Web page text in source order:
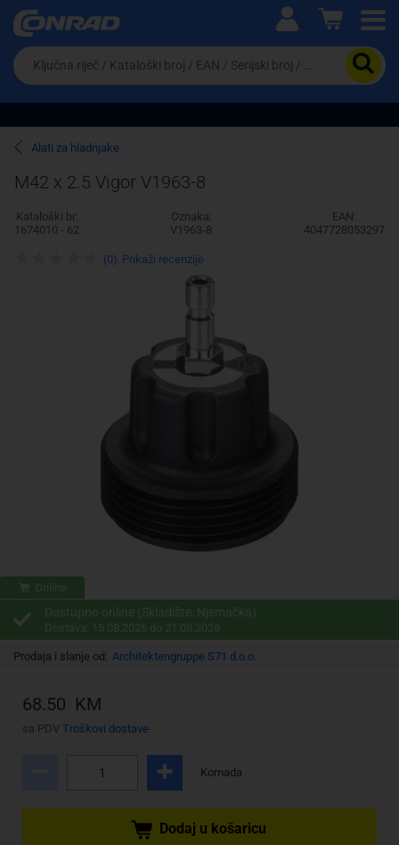
Ova postavka prilagođava asortiman proizvoda i
cijene vašim potrebama.
Pravno lice
Da
biste
potražili
proizvod,
unesite
ključnu
riječ,
kataloški
broj,
EAN
ili
Alati za hladnjake
M42 x 2.5 Vigor V1963-8
Kataloški br:
1674010 - 62
Oznaka:
V1963-8
EAN:
4047728053297
Online
Dostupno online (Skladište: Njemačka)
Dostava: 15.08.2026 do 21.08.2026
Prodaja i slanje od: Architektengruppe S71 d.o.o.
68.50 KM
sa PDV Troškovi dostave
Komada
Dodaj u košaricu
(0) Prikaži recenzije